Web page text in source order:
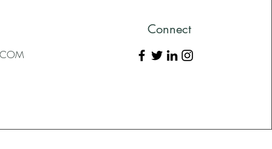
Connect